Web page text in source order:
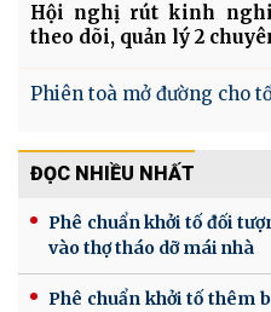
Hội nghị rút kinh
theo dõi, quản lý 2
Phiên toà mở đường cho
ĐỌC NHIỀU NHẤT
Phê chuẩn khởi tố đối
vào thợ tháo dỡ mái nhà
Phê chuẩn khởi tố thêm